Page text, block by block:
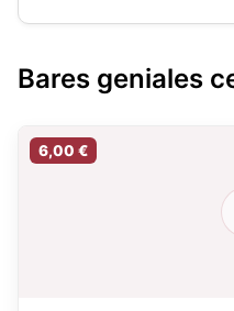
Bares geniales
6,00 €